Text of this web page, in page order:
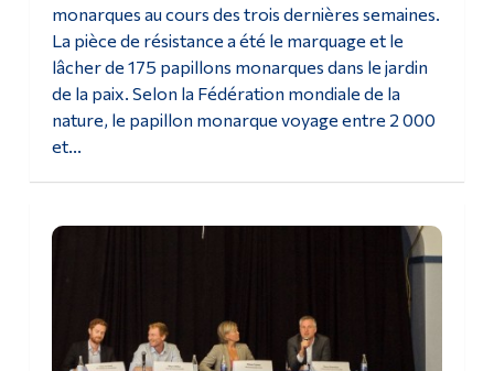
monarques au cours des trois dernières semaines.
La pièce de résistance a été le marquage et le
lâcher de 175 papillons monarques dans le jardin
de la paix. Selon la Fédération mondiale de la
nature, le papillon monarque voyage entre 2 000
et...